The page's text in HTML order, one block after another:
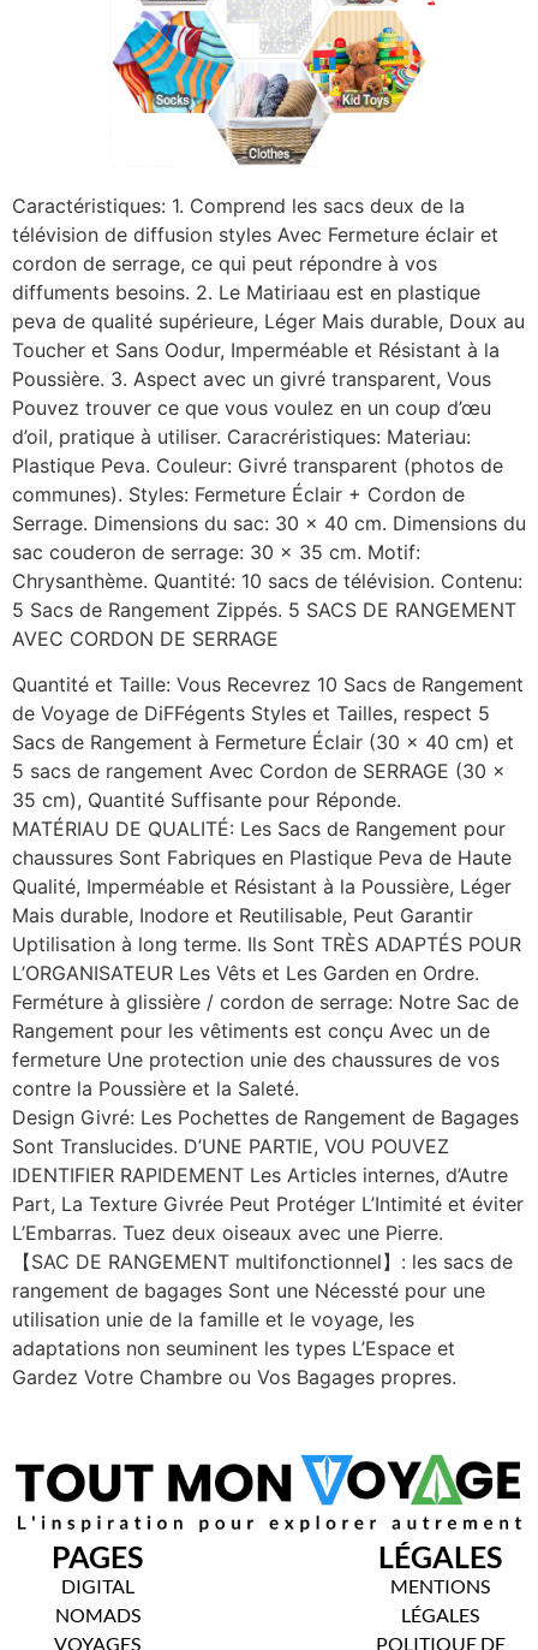
Caractéristiques: 1. Comprend les sacs deux de la
télévision de diffusion styles Avec Fermeture éclair et
cordon de serrage, ce qui peut répondre à vos
diffuments besoins. 2. Le Matiriaau est en plastique
peva de qualité supérieure, Léger Mais durable, Doux au
Toucher et Sans Oodur, Imperméable et Résistant à la
Poussière. 3. Aspect avec un givré transparent, Vous
Pouvez trouver ce que vous voulez en un coup d’œu
d’oil, pratique à utiliser. Caracréristiques: Materiau:
Plastique Peva. Couleur: Givré transparent (photos de
communes). Styles: Fermeture Éclair + Cordon de
Serrage. Dimensions du sac: 30 x 40 cm. Dimensions du
sac couderon de serrage: 30 x 35 cm. Motif:
Chrysanthème. Quantité: 10 sacs de télévision. Contenu:
5 Sacs de Rangement Zippés. 5 SACS DE RANGEMENT
AVEC CORDON DE SERRAGE
Quantité et Taille: Vous Recevrez 10 Sacs de Rangement
de Voyage de DiFFégents Styles et Tailles, respect 5
Sacs de Rangement à Fermeture Éclair (30 x 40 cm) et
5 sacs de rangement Avec Cordon de SERRAGE (30 x
35 cm), Quantité Suffisante pour Réponde.
MATÉRIAU DE QUALITÉ: Les Sacs de Rangement pour
chaussures Sont Fabriques en Plastique Peva de Haute
Qualité, Imperméable et Résistant à la Poussière, Léger
Mais durable, Inodore et Reutilisable, Peut Garantir
Uptilisation à long terme. Ils Sont TRÈS ADAPTÉS POUR
L’ORGANISATEUR Les Vêts et Les Garden en Ordre.
Ferméture à glissière / cordon de serrage: Notre Sac de
Rangement pour les vêtiments est conçu Avec un de
fermeture Une protection unie des chaussures de vos
contre la Poussière et la Saleté.
Design Givré: Les Pochettes de Rangement de Bagages
Sont Translucides. D’UNE PARTIE, VOU POUVEZ
IDENTIFIER RAPIDEMENT Les Articles internes, d’Autre
Part, La Texture Givrée Peut Protéger L’Intimité et éviter
L’Embarras. Tuez deux oiseaux avec une Pierre.
【SAC DE RANGEMENT multifonctionnel】: les sacs de
rangement de bagages Sont une Nécessté pour une
utilisation unie de la famille et le voyage, les
adaptations non seuminent les types L’Espace et
Gardez Votre Chambre ou Vos Bagages propres.
PAGES
DIGITAL
NOMADS
VOYAGES
LÉGALES
MENTIONS
LÉGALES
POLITIQUE DE